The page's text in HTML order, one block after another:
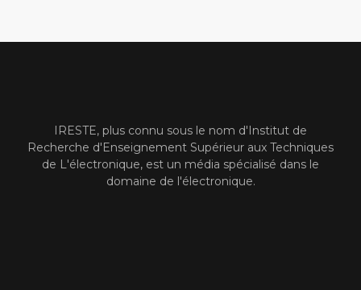
IRESTE, plus connu sous le nom d'Institut de
Recherche d'Enseignement Supérieur aux Techniques
de L'électronique, est un média spécialisé dans le
domaine de l'électronique.